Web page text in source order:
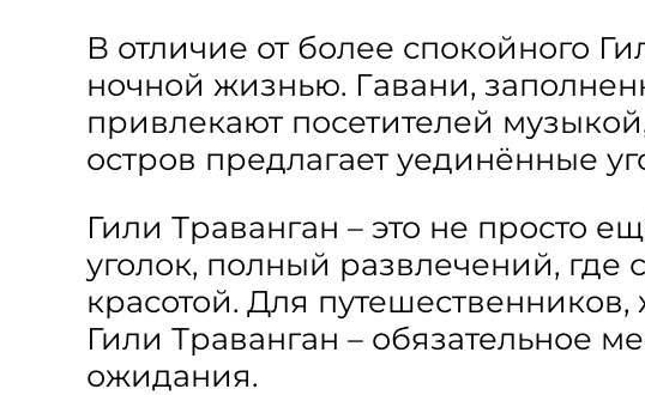
В отличие от более спокойного
ночной жизнью. Гавани,
привлекают посетителей
остров предлагает уединённые
Гили Траванган – это не просто
уголок, полный развлечений, где
красотой. Для
Гили Траванган – обязательное
ожидания.